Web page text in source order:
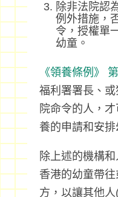
除非法院認
例外措施，
令，授權單
幼童。
《領養條例》
福利署署長、
院命令的人，
養的申請和安排
除上述的機構
香港的幼童帶
方，以讓其他